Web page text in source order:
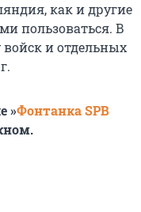
как и другие
пользоваться. В
и отдельных
»Фонтанка SPB